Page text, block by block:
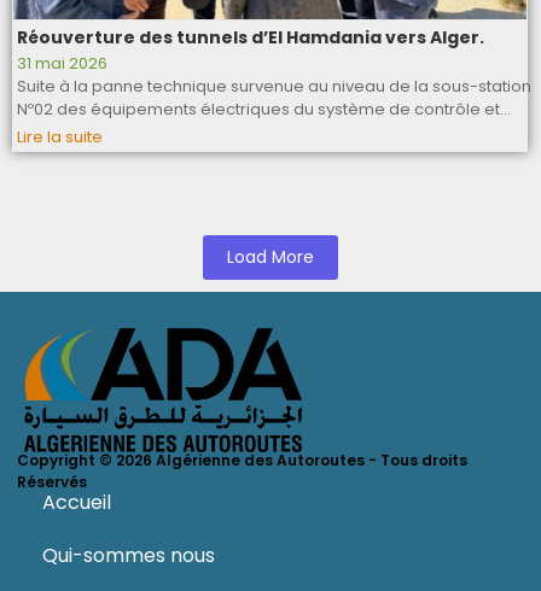
Réouverture des tunnels d’El Hamdania vers Alger.
31 mai 2026
Suite à la panne technique survenue au niveau de la sous-station
Nº02 des équipements électriques du système de contrôle et…
Lire la suite
Load More
Copyright © 2026 Algérienne des Autoroutes - Tous droits
Réservés
Accueil
Qui-sommes nous